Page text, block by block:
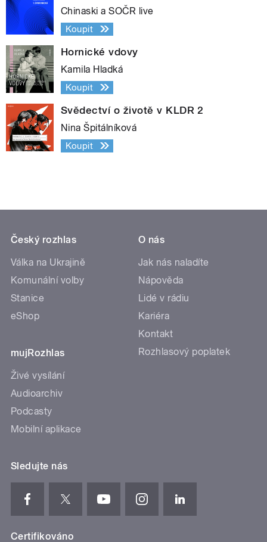
Chinaski a SOČR live
Koupit
Hornické vdovy
Kamila Hladká
Koupit
Svědectví o životě v KLDR 2
Nina Špitálníková
Koupit
Český rozhlas
Válka na Ukrajině
Komunální volby
Stanice
eShop
mujRozhlas
Živé vysílání
Audioarchiv
Podcasty
Mobilní aplikace
O nás
Jak nás naladíte
Nápověda
Lidé v rádiu
Kariéra
Kontakt
Rozhlasový poplatek
Sledujte nás
Certifikováno